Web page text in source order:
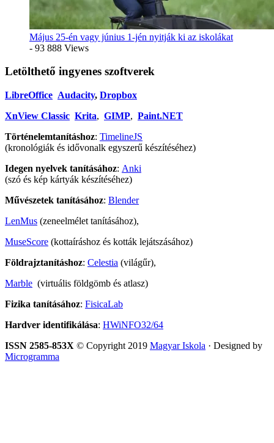
Május 25-én vagy június 1-jén nyitják ki az iskolákat
- 93 888 Views
Letölthető ingyenes szoftverek
LibreOffice Audacity, Dropbox
XnView Classic Krita, GIMP, Paint.NET
Történelemtanításhoz: TimelineJS
(kronológiák és idővonalk egyszerű készítéséhez)
Idegen nyelvek tanításához: Anki
(szó és kép kártyák készítéséhez)
Művészetek tanításához: Blender
LenMus (zeneelmélet tanításához),
MuseScore (kottaíráshoz és kották lejátszásához)
Földrajztanításhoz: Celestia (világűr),
Marble (virtuális földgömb és atlasz)
Fizika tanításához: FisicaLab
Hardver identifikálása: HWiNFO32/64
ISSN 2585-853X © Copyright 2019 Magyar Iskola · Designed by
Microgramma